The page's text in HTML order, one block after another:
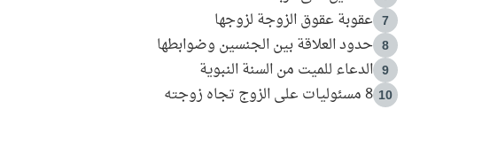
7 عقوبة عقوق الزوجة لزوجها
8 حدود العلاقة بين الجنسين وضوابطها
9 الدعاء للميت من السنة النبوية
10 8 مسئوليات على الزوج تجاه زوجته